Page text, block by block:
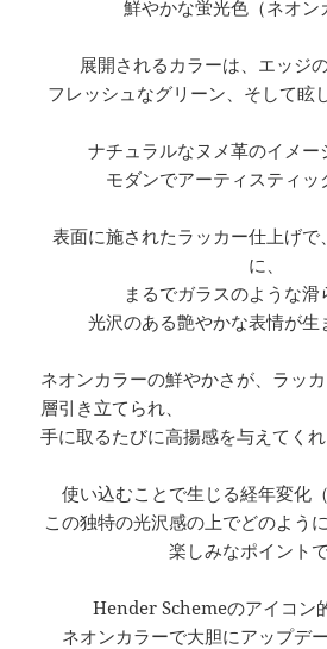
鮮やかな蛍光色（ネオン
展開されるカラーは、エッジ
フレッシュなグリーン、そして眩
ナチュラルなヌメ革のイメー
モダンでアーティスティッ
表面に施されたラッカー仕上げで
に、
まるでガラスのような滑
光沢のある艶やかな表情が生
ネオンカラーの鮮やかさが、ラッ
層引き立てられ、
手に取るたびに高揚感を与えてくれ
使い込むことで生じる経年変化
この独特の光沢感の上でどのよう
楽しみなポイントで
Hender Schemeのアイコン
ネオンカラーで大胆にアップデ